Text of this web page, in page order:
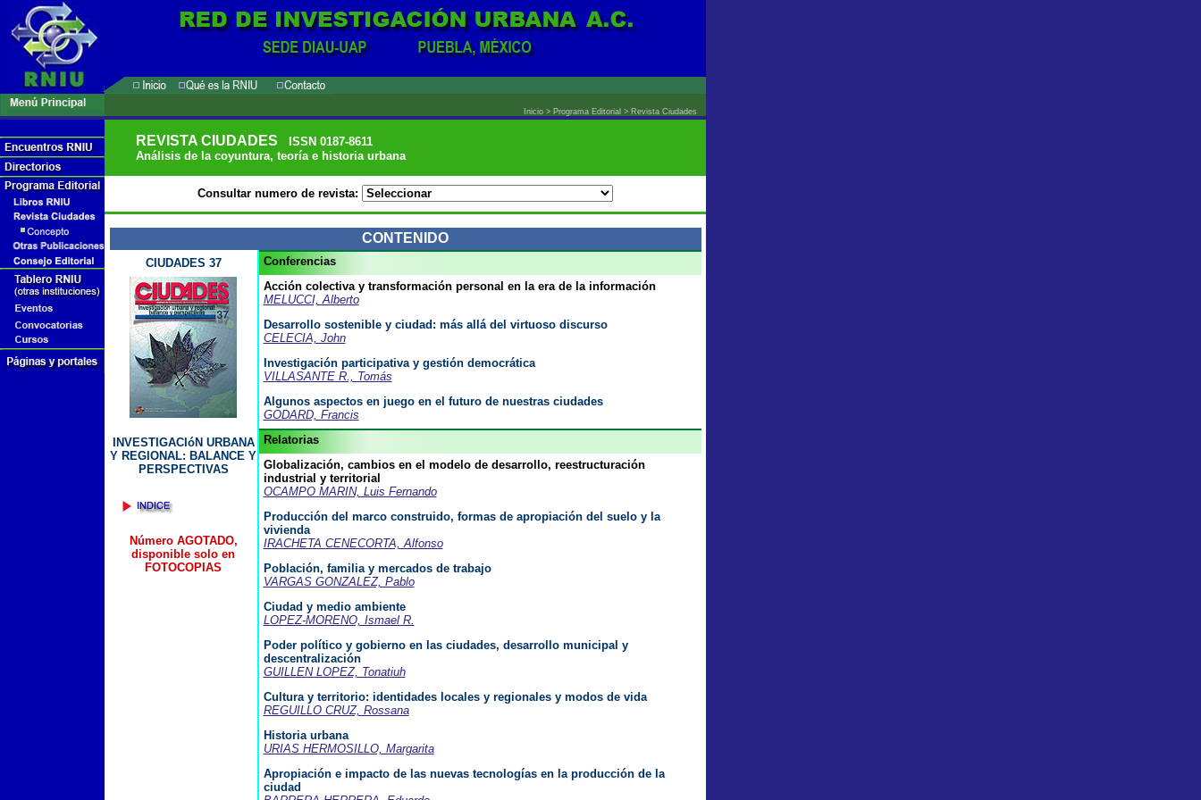
Inicio > Programa Editorial > Revista Ciudades
REVISTA CIUDADES
ISSN 0187-8611
Análisis de la coyuntura, teoría e historia urbana
Consultar numero de revista:
CONTENIDO
CIUDADES 37
INVESTIGACIóN URBANA
Y REGIONAL: BALANCE Y
PERSPECTIVAS
Número AGOTADO,
disponible solo en
FOTOCOPIAS
Conferencias
Acción colectiva y transformación personal en la era de la información
MELUCCI, Alberto
Desarrollo sostenible y ciudad: más allá del virtuoso discurso
CELECIA, John
Investigación participativa y gestión democrática
VILLASANTE R., Tomás
Algunos aspectos en juego en el futuro de nuestras ciudades
GODARD, Francis
Relatorias
Globalización, cambios en el modelo de desarrollo, reestructuración
industrial y territorial
OCAMPO MARIN, Luis Fernando
Producción del marco construido, formas de apropiación del suelo y la
vivienda
IRACHETA CENECORTA, Alfonso
Población, familia y mercados de trabajo
VARGAS GONZALEZ, Pablo
Ciudad y medio ambiente
LOPEZ-MORENO, Ismael R.
Poder político y gobierno en las ciudades, desarrollo municipal y
descentralización
GUILLEN LOPEZ, Tonatiuh
Cultura y territorio: identidades locales y regionales y modos de vida
REGUILLO CRUZ, Rossana
Historia urbana
URIAS HERMOSILLO, Margarita
Apropiación e impacto de las nuevas tecnologías en la producción de la
ciudad